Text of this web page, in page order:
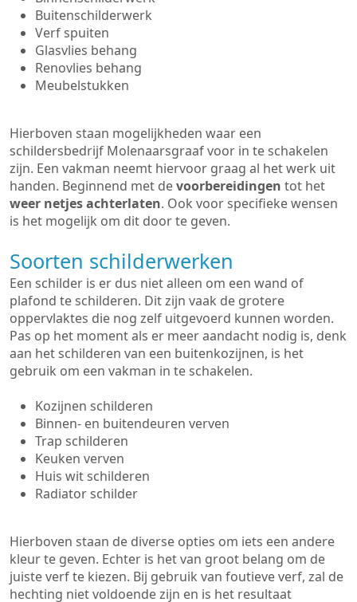
Buitenschilderwerk
Verf spuiten
Glasvlies behang
Renovlies behang
Meubelstukken
Hierboven staan mogelijkheden waar een
schildersbedrijf Molenaarsgraaf voor in te schakelen
zijn. Een vakman neemt hiervoor graag al het werk uit
handen. Beginnend met devoorbereidingen tot het
weer netjes achterlaten. Ook voor specifieke wensen
is het mogelijk om dit door te geven.
Soorten schilderwerken
Een schilder is er dus niet alleen om een wand of
plafond te schilderen. Dit zijn vaak de grotere
oppervlaktes die nog zelf uitgevoerd kunnen worden.
Pas op het moment als er meer aandacht nodig is, denk
aan het schilderen van een buitenkozijnen, is het
gebruik om een vakman in te schakelen.
Kozijnen schilderen
Binnen- en buitendeuren verven
Trap schilderen
Keuken verven
Huis wit schilderen
Radiator schilder
Hierboven staan de diverse opties om iets een andere
kleur te geven. Echter is het van groot belang om de
juiste verf te kiezen. Bij gebruik van foutieve verf, zal de
hechting niet voldoende zijn en is het resultaat